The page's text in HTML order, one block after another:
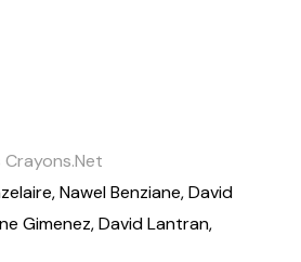
Crayons.Net
Nawel Benziane, David
Gimenez, David Lantran,